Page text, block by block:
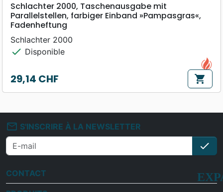
Schlachter 2000, Taschenausgabe mit
Parallelstellen, farbiger Einband »Pampasgras«,
Fadenheftung
Schlachter 2000
check Disponible
Prix
29,14 CHF shopping_cart
mail_outline S'INSCRIRE À LA NEWSLETTER
check
CONTACT